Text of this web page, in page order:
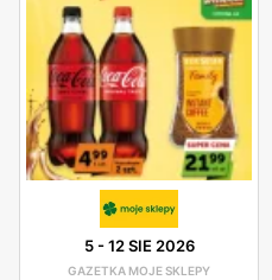
5-12 SIE 2026
GAZETKA MOJE SKLEPY